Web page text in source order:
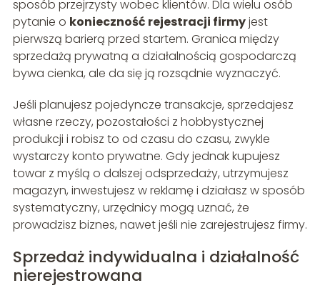
sposób przejrzysty wobec klientów. Dla wielu osób
pytanie o konieczność rejestracji firmyjest
pierwszą barierą przed startem. Granica między
sprzedażą prywatną a działalnością gospodarczą
bywa cienka, ale da się ją rozsądnie wyznaczyć.
Jeśli planujesz pojedyncze transakcje, sprzedajesz
własne rzeczy, pozostałości z hobbystycznej
produkcji i robisz to od czasu do czasu, zwykle
wystarczy konto prywatne. Gdy jednak kupujesz
towar z myślą o dalszej odsprzedaży, utrzymujesz
magazyn, inwestujesz w reklamę i działasz w sposób
systematyczny, urzędnicy mogą uznać, że
prowadzisz biznes, nawet jeśli nie zarejestrujesz firmy.
Sprzedaż indywidualna i działalność
nierejestrowana